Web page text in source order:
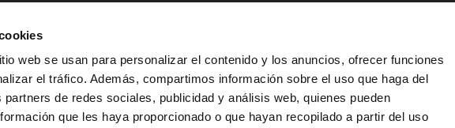
web se usan para personalizar el contenido y los anuncios, ofrecer funciones
el tráfico. Además, compartimos información sobre el uso que haga del
de redes sociales, publicidad y análisis web, quienes pueden
que les haya proporcionado o que hayan recopilado a partir del uso
CONTACTO
 Tel.: (+34) 900 800 806

HOLA@GRUPO-
^ Aviso Legal
^ Política de Privacidad